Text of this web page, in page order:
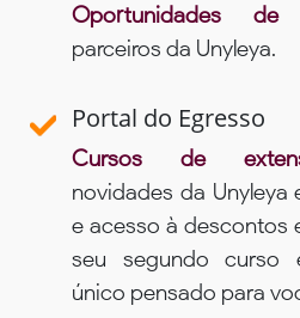
Oportunidades de
parceiros da Unyleya.
Portal do Egresso
Cursos de
novidades da Unyleya
e acesso à descontos
seu segundo curso
único pensado para